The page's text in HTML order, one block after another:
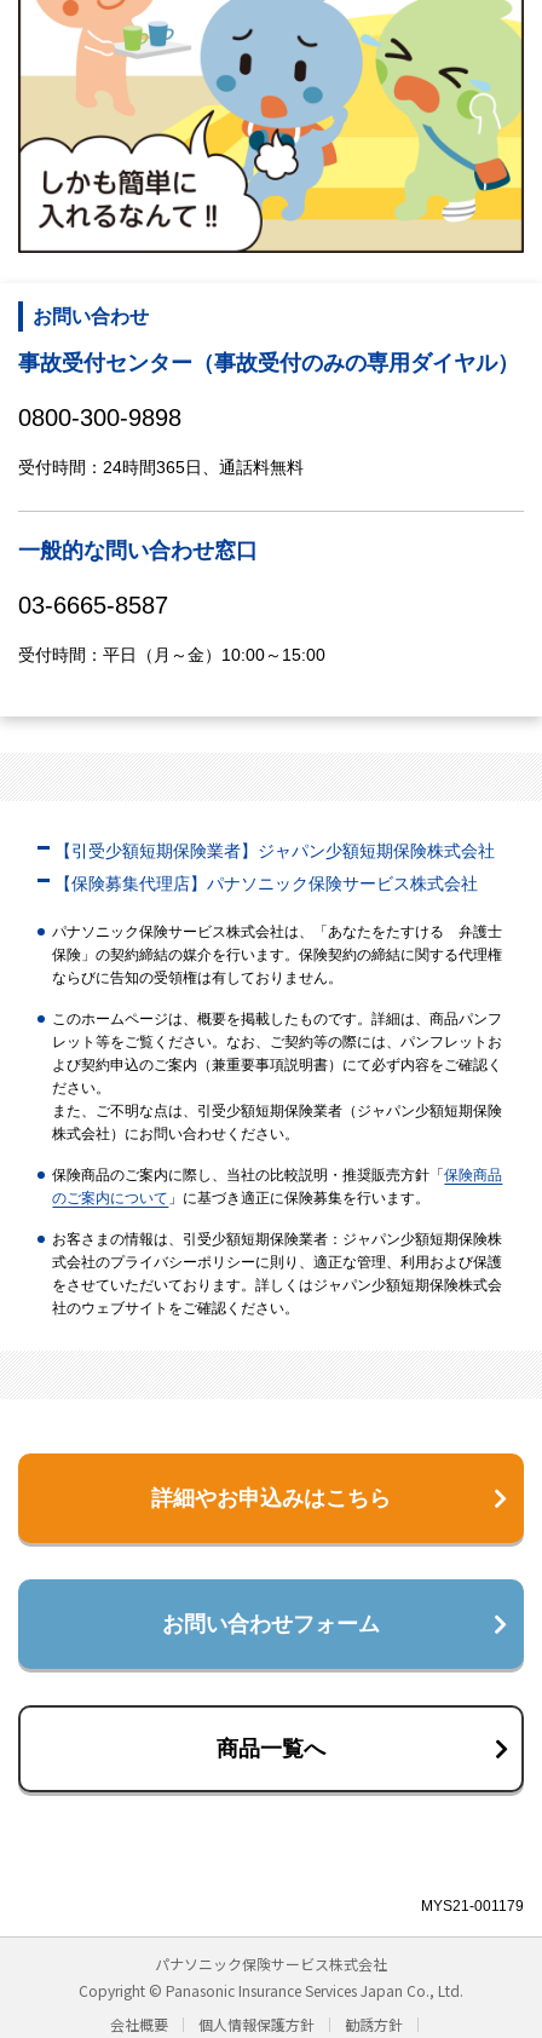
お問い合わせ
事故受付センター（事故受付のみの専用ダイヤル）
0800-300-9898
受付時間：24時間365日、通話料無料
一般的な問い合わせ窓口
03-6665-8587
受付時間：平日（月～金）10:00～15:00
【引受少額短期保険業者】ジャパン少額短期保険株式会社
【保険募集代理店】パナソニック保険サービス株式会社
パナソニック保険サービス株式会社は、「あなたをたすける 弁護士
保険」の契約締結の媒介を行います。保険契約の締結に関する代理権
ならびに告知の受領権は有しておりません。
このホームページは、概要を掲載したものです。詳細は、商品パンフ
レット等をご覧ください。なお、ご契約等の際には、パンフレットお
よび契約申込のご案内（兼重要事項説明書）にて必ず内容をご確認く
ださい。
また、ご不明な点は、引受少額短期保険業者（ジャパン少額短期保険
株式会社）にお問い合わせください。
保険商品のご案内に際し、当社の比較説明・推奨販売方針「保険商品
のご案内について 」に基づき適正に保険募集を行います。
お客さまの情報は、引受少額短期保険業者：ジャパン少額短期保険株
式会社のプライバシーポリシーに則り、適正な管理、利用および保護
をさせていただいております。詳しくはジャパン少額短期保険株式会
社のウェブサイトをご確認ください。
詳細やお申込みはこちら
お問い合わせフォーム
商品一覧へ
MYS21-001179
パナソニック保険サービス株式会社
Copyright © Panasonic Insurance Services Japan Co., Ltd.
会社概要
個人情報保護方針 勧誘方針